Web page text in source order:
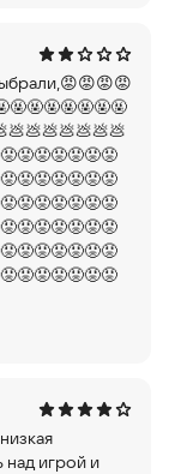
над игрой и